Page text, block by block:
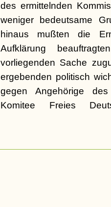
des ermittelnden
weniger bedeutsame
hinaus mußten die
Aufklärung
vorliegenden Sache
ergebenden politisch
gegen Angehörige
Komitee Freies